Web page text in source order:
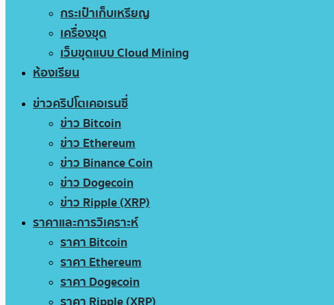
กระเป๋าเก็บเหรียญ
เครื่องขุด
เว็บขุดแบบ Cloud Mining
ห้องเรียน
ข่าวคริปโตเคอเรนซี่
ข่าว Bitcoin
ข่าว Ethereum
ข่าว Binance Coin
ข่าว Dogecoin
ข่าว Ripple (XRP)
ราคาและการวิเคราะห์
ราคา Bitcoin
ราคา Ethereum
ราคา Dogecoin